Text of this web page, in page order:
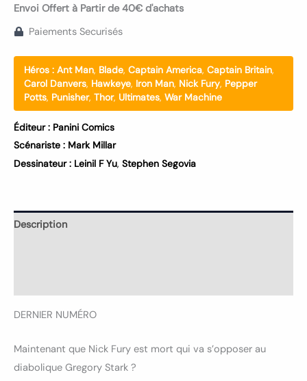
Envoi Offert à Partir de 40€ d'achats
Paiements Securisés
Héros : Ant Man, Blade, Captain America, Captain Britain,
Carol Danvers, Hawkeye, Iron Man, Nick Fury, Pepper
Potts, Punisher, Thor, Ultimates, War Machine
Éditeur : Panini Comics
Scénariste : Mark Millar
Dessinateur : Leinil F Yu, Stephen Segovia
Description
DERNIER NUMÉRO
Maintenant que Nick Fury est mort qui va s’opposer au
diabolique Gregory Stark ?